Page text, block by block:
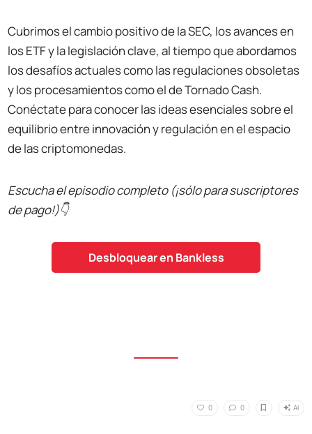
Cubrimos el cambio positivo de la SEC, los avances en
los ETF y la legislación clave, al tiempo que abordamos
los desafíos actuales como las regulaciones obsoletas
y los procesamientos como el de Tornado Cash.
Conéctate para conocer las ideas esenciales sobre el
equilibrio entre innovación y regulación en el espacio
de las criptomonedas.
Escucha el episodio completo (¡sólo para suscriptores
de pago!)👇
Desbloquear en Bankless
0 0 AI